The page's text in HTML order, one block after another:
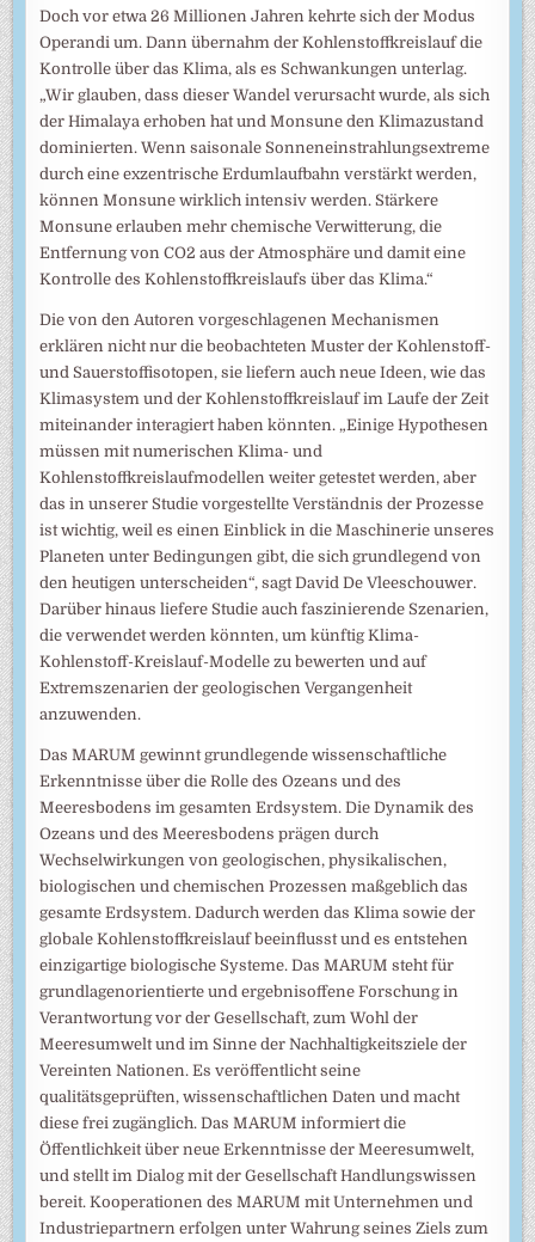
Doch vor etwa 26 Millionen Jahren kehrte sich der Modus
Operandi um. Dann übernahm der Kohlenstoffkreislauf die
Kontrolle über das Klima, als es Schwankungen unterlag.
„Wir glauben, dass dieser Wandel verursacht wurde, als sich
der Himalaya erhoben hat und Monsune den Klimazustand
dominierten. Wenn saisonale Sonneneinstrahlungsextreme
durch eine exzentrische Erdumlaufbahn verstärkt werden,
können Monsune wirklich intensiv werden. Stärkere
Monsune erlauben mehr chemische Verwitterung, die
Entfernung von CO2 aus der Atmosphäre und damit eine
Kontrolle des Kohlenstoffkreislaufs über das Klima.“
Die von den Autoren vorgeschlagenen Mechanismen
erklären nicht nur die beobachteten Muster der Kohlenstoff-
und Sauerstoffisotopen, sie liefern auch neue Ideen, wie das
Klimasystem und der Kohlenstoffkreislauf im Laufe der Zeit
miteinander interagiert haben könnten. „Einige Hypothesen
müssen mit numerischen Klima- und
Kohlenstoffkreislaufmodellen weiter getestet werden, aber
das in unserer Studie vorgestellte Verständnis der Prozesse
ist wichtig, weil es einen Einblick in die Maschinerie unseres
Planeten unter Bedingungen gibt, die sich grundlegend von
den heutigen unterscheiden“, sagt David De Vleeschouwer.
Darüber hinaus liefere Studie auch faszinierende Szenarien,
die verwendet werden könnten, um künftig Klima-
Kohlenstoff-Kreislauf-Modelle zu bewerten und auf
Extremszenarien der geologischen Vergangenheit
anzuwenden.
Das MARUM gewinnt grundlegende wissenschaftliche
Erkenntnisse über die Rolle des Ozeans und des
Meeresbodens im gesamten Erdsystem. Die Dynamik des
Ozeans und des Meeresbodens prägen durch
Wechselwirkungen von geologischen, physikalischen,
biologischen und chemischen Prozessen maßgeblich das
gesamte Erdsystem. Dadurch werden das Klima sowie der
globale Kohlenstoffkreislauf beeinflusst und es entstehen
einzigartige biologische Systeme. Das MARUM steht für
grundlagenorientierte und ergebnisoffene Forschung in
Verantwortung vor der Gesellschaft, zum Wohl der
Meeresumwelt und im Sinne der Nachhaltigkeitsziele der
Vereinten Nationen. Es veröffentlicht seine
qualitätsgeprüften, wissenschaftlichen Daten und macht
diese frei zugänglich. Das MARUM informiert die
Öffentlichkeit über neue Erkenntnisse der Meeresumwelt,
und stellt im Dialog mit der Gesellschaft Handlungswissen
bereit. Kooperationen des MARUM mit Unternehmen und
Industriepartnern erfolgen unter Wahrung seines Ziels zum